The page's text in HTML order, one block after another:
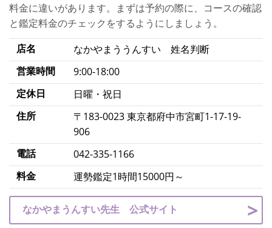
料金に違いがあります。まずは予約の際に、コースの確認
と鑑定料金のチェックをするようにしましょう。
店名
なかやまううんすい 姓名判断
営業時間
9:00-18:00
定休日
日曜・祝日
住所
〒183-0023 東京都府中市宮町1-17-19-
906
電話
042-335-1166
料金
運勢鑑定1時間15000円～
なかやまうんすい先生 公式サイト